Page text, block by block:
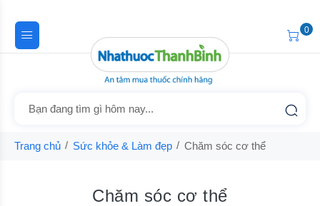
0
Trang chủ Sức khỏe & Làm đẹp Chăm sóc cơ thể
Chăm sóc cơ thể